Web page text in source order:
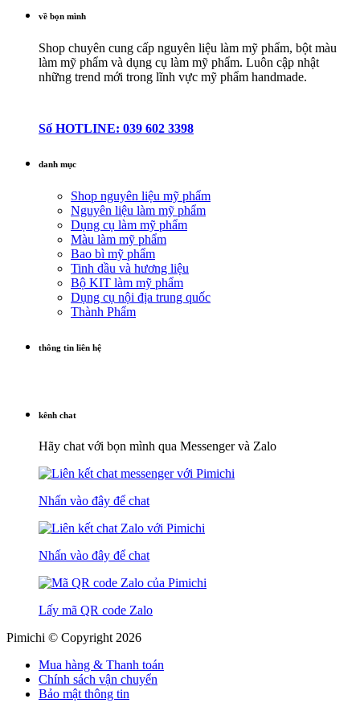
về bọn mình
Shop chuyên cung cấp nguyên liệu làm mỹ phẩm, bột màu
làm mỹ phẩm và dụng cụ làm mỹ phẩm. Luôn cập nhật
những trend mới trong lĩnh vực mỹ phẩm handmade.
Số HOTLINE: 039 602 3398
danh mục
Shop nguyên liệu mỹ phẩm
Nguyên liệu làm mỹ phẩm
Dụng cụ làm mỹ phẩm
Màu làm mỹ phẩm
Bao bì mỹ phẩm
Tinh dầu và hương liệu
Bộ KIT làm mỹ phẩm
Dụng cụ nội địa trung quốc
Thành Phẩm
thông tin liên hệ
kênh chat
Hãy chat với bọn mình qua Messenger và Zalo
Nhấn vào đây để chat
Nhấn vào đây để chat
Lấy mã QR code Zalo
Pimichi © Copyright 2026
Mua hàng & Thanh toán
Chính sách vận chuyển
Bảo mật thông tin